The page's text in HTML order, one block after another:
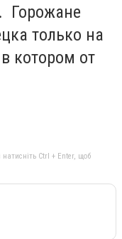
Горожане
только на
котором от
Ctrl + Enter, щоб